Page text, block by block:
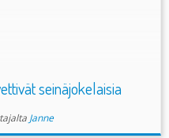
seinäjokelaisia
Janne